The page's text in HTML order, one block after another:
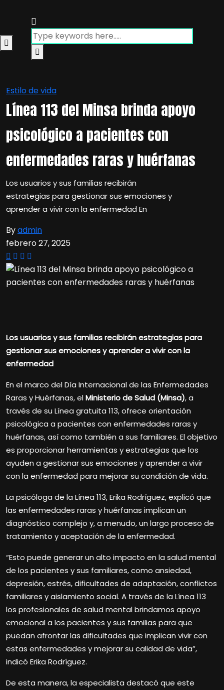
Estilo de vida
Línea 113 del Minsa brinda apoyo
psicológico a pacientes con
enfermedades raras y huérfanas
Los usuarios y sus familias recibirán
estrategias para gestionar sus emociones y
aprender a vivir con la enfermedad En
Byadmin
febrero 27, 2025
Los usuarios y sus familias recibirán estrategias para
gestionar sus emociones y aprender a vivir con la
enfermedad
En el marco del Día Internacional de las Enfermedades
Raras y Huérfanas, elMinisterio de Salud (Minsa), a
través de su Línea gratuita 113, ofrece orientación
psicológica a pacientes con enfermedades raras y
huérfanas, así como también a sus familiares. El objetivo
es proporcionar herramientas y estrategias que los
ayuden a gestionar sus emociones y aprender a vivir
con la enfermedad para mejorar su condición de vida.
La psicóloga de la Línea 113, Erika Rodríguez, explicó que
las enfermedades raras y huérfanas implican un
diagnóstico complejo y, a menudo, un largo proceso de
tratamiento y aceptación de la enfermedad.
“Esto puede generar un alto impacto en la salud mental
de los pacientes y sus familiares, como ansiedad,
depresión, estrés, dificultades de adaptación, conflictos
familiares y aislamiento social. A través de la Línea 113
los profesionales de salud mental brindamos apoyo
emocional a los pacientes y sus familias para que
puedan afrontar las dificultades que implican vivir con
estas enfermedades y mejorar su calidad de vida”,
indicó Erika Rodríguez.
De esta manera, la especialista destacó que este